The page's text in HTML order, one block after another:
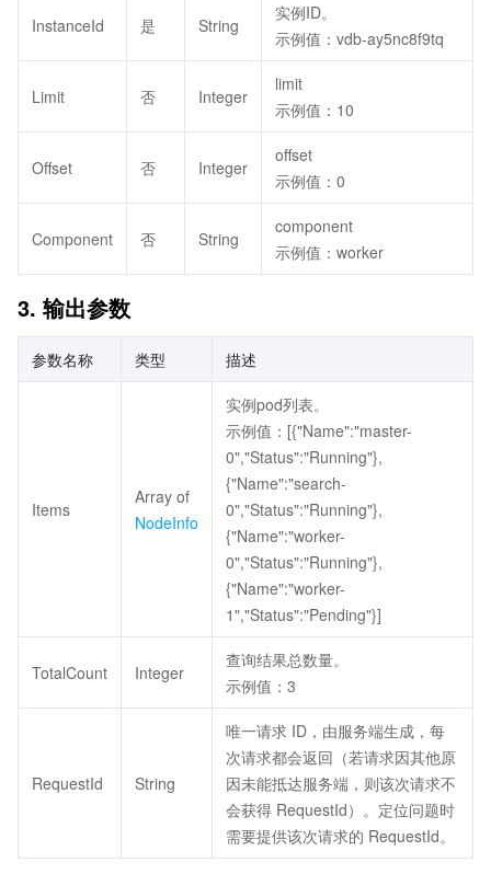
InstanceId 是 String
实例ID。
示例值：vdb-ay5nc8f9tq
Limit 否 Integer
limit
示例值：10
Offset 否 Integer
offset
示例值：0
Component 否 String
component
示例值：worker
3. 输出参数
参数名称 类型 描述
Items
Array of
NodeInfo
实例pod列表。
示例值：[{"Name":"master-
0","Status":"Running"},
{"Name":"search-
0","Status":"Running"},
{"Name":"worker-
0","Status":"Running"},
{"Name":"worker-
1","Status":"Pending"}]
TotalCount Integer
查询结果总数量。
示例值：3
RequestId String
唯一请求 ID，由服务端生成，每
次请求都会返回（若请求因其他原
因未能抵达服务端，则该次请求不
会获得 RequestId）。定位问题时
需要提供该次请求的 RequestId。